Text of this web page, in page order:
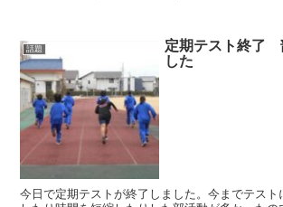
話題
定期テスト終了
した
今日で定期テストが終了しました。今までテスト